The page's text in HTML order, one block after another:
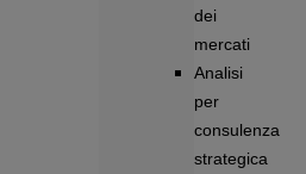
dei
mercati
Analisi
per
consulenza
strategica